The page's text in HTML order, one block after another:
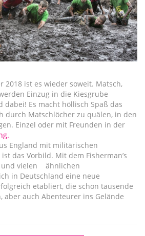
2018 ist es wieder soweit. Matsch,
Einzug in die Kiesgrube
dabei! Es macht höllisch Spaß das
durch Matschlöcher zu quälen, in den
Einzel oder mit Freunden in der
England mit militärischen
das Vorbild. Mit dem Fisherman’s
und vielen ähnlichen
in Deutschland eine neue
etabliert, die schon tausende
aber auch Abenteurer ins Gelände